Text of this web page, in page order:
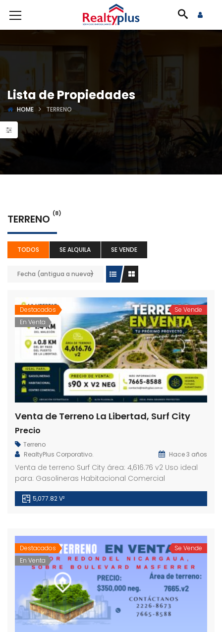
Lista de Propiedades
HOME TERRENO
TERRENO (8)
TODOS SE ALQUILA SE VENDE
Fecha (antigua a nueva)
Destacados
En Venta
Se Vende
Venta de Terreno La Libertad, Surf City
Precio
Terreno
RealtyPlus Corporativo.
Hace 3 años
Venta de terreno Surf City área: 4,616.76 v2 Uso ideal
para: Gasolineras Habitacional Comercial
5,077.82 V²
Destacados
En Venta
Se Vende
Terreno en venta Lomas de Santa Elena Sur
K